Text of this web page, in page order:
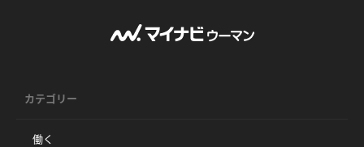
カテゴリー
働く